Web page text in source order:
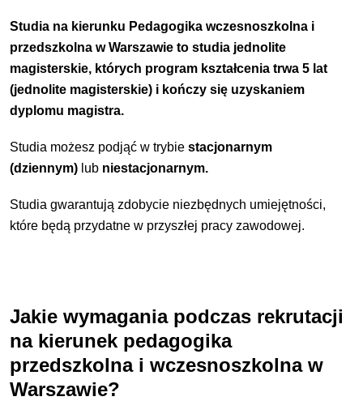
Studia na kierunku Pedagogika wczesnoszkolna i
przedszkolna w Warszawie to studia jednolite
magisterskie, których program kształcenia trwa 5 lat
(jednolite magisterskie) i kończy się uzyskaniem
dyplomu magistra.
Studia możesz podjąć w trybiestacjonarnym
(dziennym) lub niestacjonarnym.
Studia gwarantują zdobycie niezbędnych umiejętności,
które będą przydatne w przyszłej pracy zawodowej.
Jakie wymagania podczas rekrutacji
na kierunek pedagogika
przedszkolna i wczesnoszkolna w
Warszawie?